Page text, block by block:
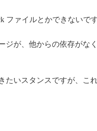
ファイルとかできないで
が、他からの依存がな
いスタンスですが、こ